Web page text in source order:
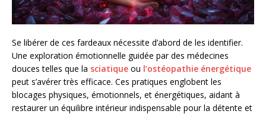
Se libérer de ces fardeaux nécessite d’abord de les identifier.
Une exploration émotionnelle guidée par des médecines
douces telles que la sciatique ou l’ostéopathie énergétique
peut s’avérer très efficace. Ces pratiques englobent les
blocages physiques, émotionnels, et énergétiques, aidant à
restaurer un équilibre intérieur indispensable pour la détente et